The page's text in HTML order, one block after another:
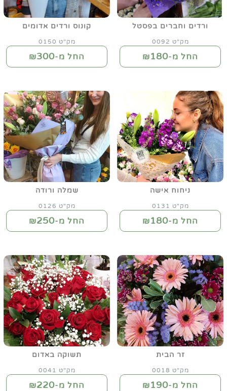
ורדים וחברים בפסטל
מק"ט 0092
החל מ-₪180
קונוס ורדים אדומים
מק"ט 0150
החל מ-₪300
ניחוח אישה
מק"ט 0131
החל מ-₪180
שמלה ורודה
מק"ט 0126
החל מ-₪250
זר הבית
מק"ט 0018
החל מ-₪190
תשוקה באדום
מק"ט 0041
החל מ-₪220